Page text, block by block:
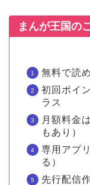
まんが王国の
無料で読
初回ポイ
ラス
月額料金
もあり）
専用アプ
る）
先行配信